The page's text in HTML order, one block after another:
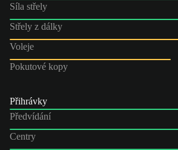
Síla střely
Střely z dálky
Voleje
Pokutové kopy
Přihrávky
Předvídání
Centry